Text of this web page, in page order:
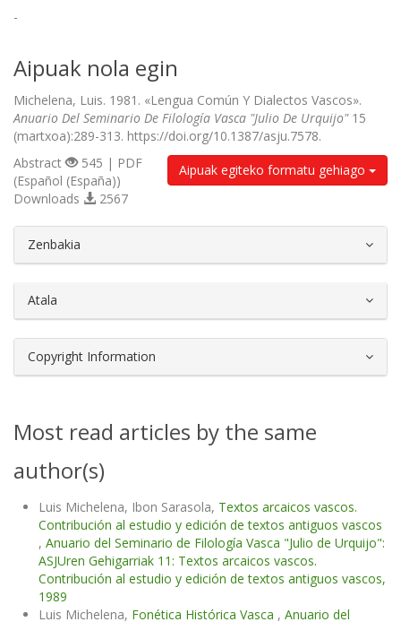
-
Aipuak nola egin
Michelena, Luis. 1981. «Lengua Común Y Dialectos Vascos».
Anuario Del Seminario De Filología Vasca "Julio De Urquijo"15
(martxoa):289-313. https://doi.org/10.1387/asju.7578.
Aipuak egiteko formatu gehiago
Abstract
545 | PDF
(Español (España))
Downloads
2567
Zenbakia
Atala
Copyright Information
Most read articles by the same
author(s)
Luis Michelena, Ibon Sarasola, Textos arcaicos vascos.
Contribución al estudio y edición de textos antiguos vascos
, Anuario del Seminario de Filología Vasca "Julio de Urquijo":
ASJUren Gehigarriak 11: Textos arcaicos vascos.
Contribución al estudio y edición de textos antiguos vascos,
1989
Luis Michelena, Fonética Histórica Vasca , Anuario del